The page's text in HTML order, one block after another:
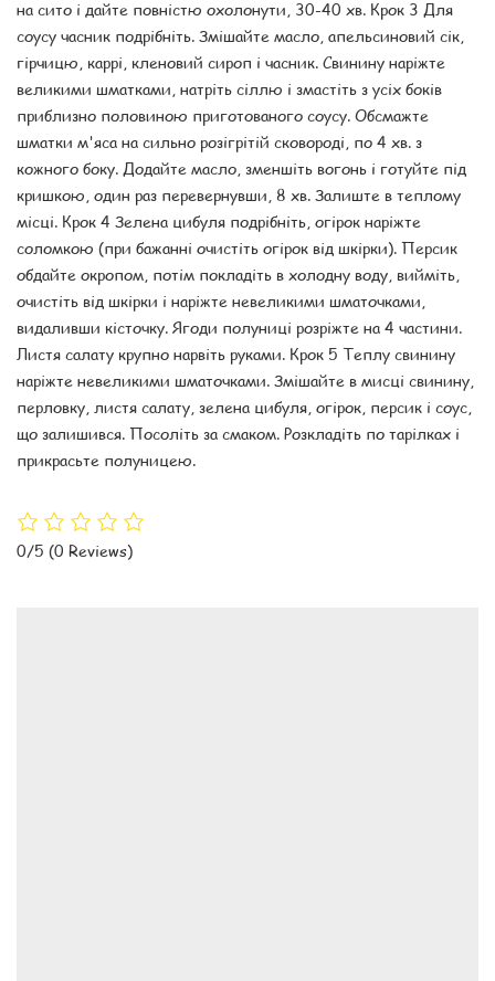
на сито і дайте повністю охолонути, 30-40 хв. Крок 3 Для
соусу часник подрібніть. Змішайте масло, апельсиновий сік,
гірчицю, каррі, кленовий сироп і часник. Свинину наріжте
великими шматками, натріть сіллю і змастіть з усіх боків
приблизно половиною приготованого соусу. Обсмажте
шматки м'яса на сильно розігрітій сковороді, по 4 хв. з
кожного боку. Додайте масло, зменшіть вогонь і готуйте під
кришкою, один раз перевернувши, 8 хв. Залиште в теплому
місці. Крок 4 Зелена цибуля подрібніть, огірок наріжте
соломкою (при бажанні очистіть огірок від шкірки). Персик
обдайте окропом, потім покладіть в холодну воду, вийміть,
очистіть від шкірки і наріжте невеликими шматочками,
видаливши кісточку. Ягоди полуниці розріжте на 4 частини.
Листя салату крупно нарвіть руками. Крок 5 Теплу свинину
наріжте невеликими шматочками. Змішайте в мисці свинину,
перловку, листя салату, зелена цибуля, огірок, персик і соус,
що залишився. Посоліть за смаком. Розкладіть по тарілках і
прикрасьте полуницею.
0/5 (0 Reviews)